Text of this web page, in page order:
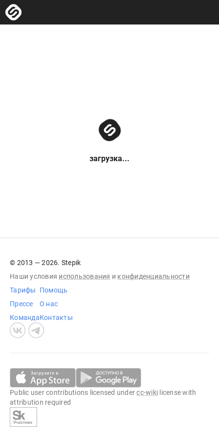
загрузка...
© 2013 — 2026. Stepik
Наши условия использования и конфиденциальности
Тарифы
Прессе
Команда
Помощь
О нас
Контакты
Public user contributions licensed undercc-wiki license with
attribution required